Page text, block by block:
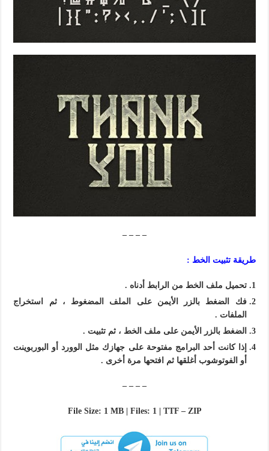
– – – –
طريقة تثبيت الخط :
تحميل ملف الخط من الرابط أدناه .
فك الضغط بالزر الأيمن على الملف المضغوط ، ثم استخراج
الملفات .
الضغط بالزر الأيمن على ملف الخط ، ثم تثبيت .
إذا كانت أحد البرامج مفتوحة على جهازك مثل الوورد أو البوربوينت
أو الفوتوشوب أغلقها ثم افتحها مرة أخرى .
– – – –
File Size: 1 MB | Files: 1 | TTF – ZIP